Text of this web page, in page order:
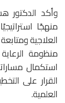
وأكد الدكتور
منهجًا
العلاجية
منظومة
استكمال
القرار على
العلمية.